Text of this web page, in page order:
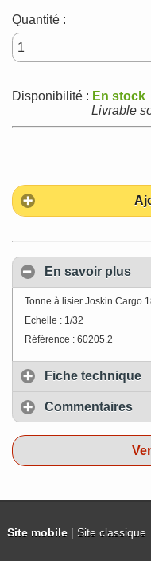
Quantité :
Disponibilité : En stock
Livrable
En savoir plus
Tonne à lisier Joskin Cargo
Echelle : 1/32
Référence : 60205.2
Fiche technique
Commentaires
Site mobile| Site classique